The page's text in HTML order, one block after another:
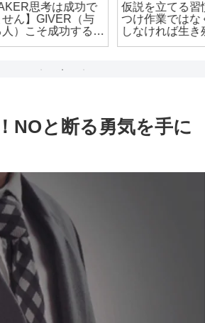
成功で
（与
功する時
仮説を立てる習慣を身に
つけ作業ではなく仕事を
しなければ生き残れない
NOと断る勇気を手に